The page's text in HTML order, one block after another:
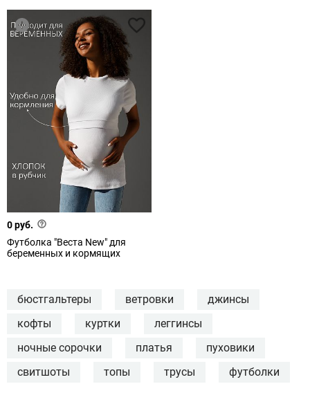
0 руб.
Футболка "Веста New" для
беременных и кормящих
бюстгальтеры ветровки
джинсы
кофты
куртки
леггинсы
ночные сорочки
платья
пуховики
свитшоты
топы трусы футболки